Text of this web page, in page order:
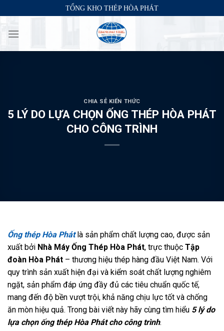
to
content
TỔNG KHO THÉP HÒA PHÁT
CHIA SẺ KIẾN THỨC
5 LÝ DO LỰA CHỌN ỐNG THÉP HÒA PHÁT
CHO CÔNG TRÌNH
Ống thép Hòa Phátlà sản phẩm chất lượng cao, được sản
xuất bởi Nhà Máy Ống Thép Hòa Phát, trực thuộc Tập
đoàn Hòa Phát – thương hiệu thép hàng đầu Việt Nam. Với
quy trình sản xuất hiện đại và kiểm soát chất lượng nghiêm
ngặt, sản phẩm đáp ứng đầy đủ các tiêu chuẩn quốc tế,
mang đến độ bền vượt trội, khả năng chịu lực tốt và chống
ăn mòn hiệu quả. Trong bài viết này hãy cùng tìm hiểu 5 lý do
lựa chọn ống thép Hòa Phát cho công trình.